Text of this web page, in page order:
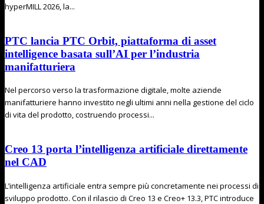
hyperMILL 2026, la...
PTC lancia PTC Orbit, piattaforma di asset
intelligence basata sull’AI per l’industria
manifatturiera
Nel percorso verso la trasformazione digitale, molte aziende
manifatturiere hanno investito negli ultimi anni nella gestione del ciclo
di vita del prodotto, costruendo processi...
Creo 13 porta l’intelligenza artificiale direttamente
nel CAD
L’intelligenza artificiale entra sempre più concretamente nei processi di
sviluppo prodotto. Con il rilascio di Creo 13 e Creo+ 13.3, PTC introduce